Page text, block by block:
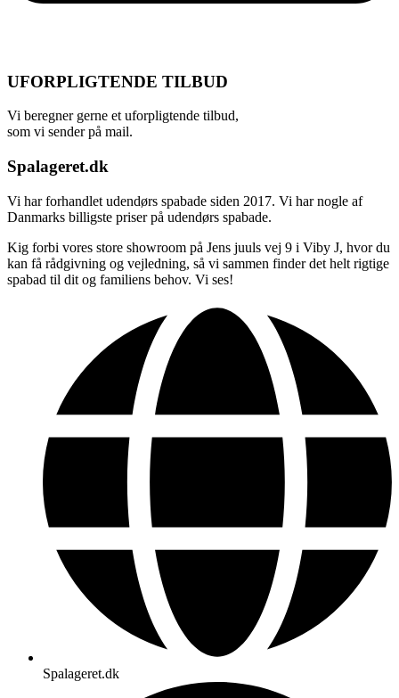
UFORPLIGTENDE TILBUD
Vi beregner gerne et uforpligtende tilbud,
som vi sender på mail.
Spalageret.dk
Vi har forhandlet udendørs spabade siden 2017. Vi har nogle af
Danmarks billigste priser på udendørs spabade.
Kig forbi vores store showroom på Jens juuls vej 9 i Viby J, hvor du
kan få rådgivning og vejledning, så vi sammen finder det helt rigtige
spabad til dit og familiens behov. Vi ses!
Spalageret.dk